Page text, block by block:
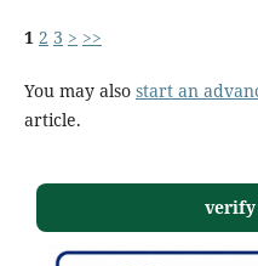
1 2 3 > >>
You may also start an
article.
verify